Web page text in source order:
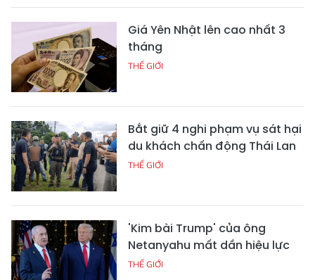
Giá Yên Nhật lên cao nhất 3
tháng
THẾ GIỚI
Bắt giữ 4 nghi phạm vụ sát hại
du khách chấn động Thái Lan
THẾ GIỚI
'Kim bài Trump' của ông
Netanyahu mất dần hiệu lực
THẾ GIỚI